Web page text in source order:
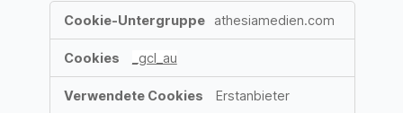
Cookies
für
athesiamedien.com
_gcl_au
Erstanbieter